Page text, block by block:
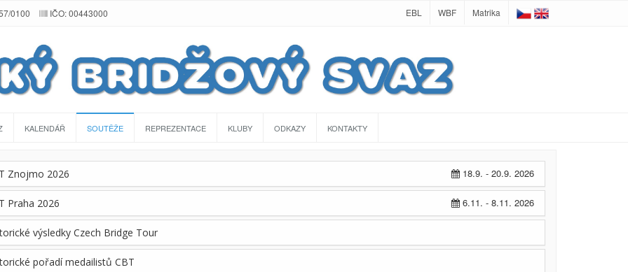
0100 IČO: 00443000 EBL WBF Matrika
KALENDÁŘ SOUTĚŽE REPREZENTACE KLUBY ODKAZY KONTAKTY
18.9. - 20.9. 2026
Znojmo 2026
6.11. - 8.11. 2026
Praha 2026
výsledky Czech Bridge Tour
pořadí medailistů CBT